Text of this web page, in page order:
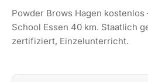
Powder Brows Hagen kostenlos
School Essen 40 km. Staatlich
zertifiziert, Einzelunterricht.